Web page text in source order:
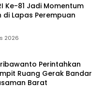
Ke-81 Jadi Momentum
Lapas Perempuan
2026
Perintahkan
Ruang Gerak Bandar
Barat